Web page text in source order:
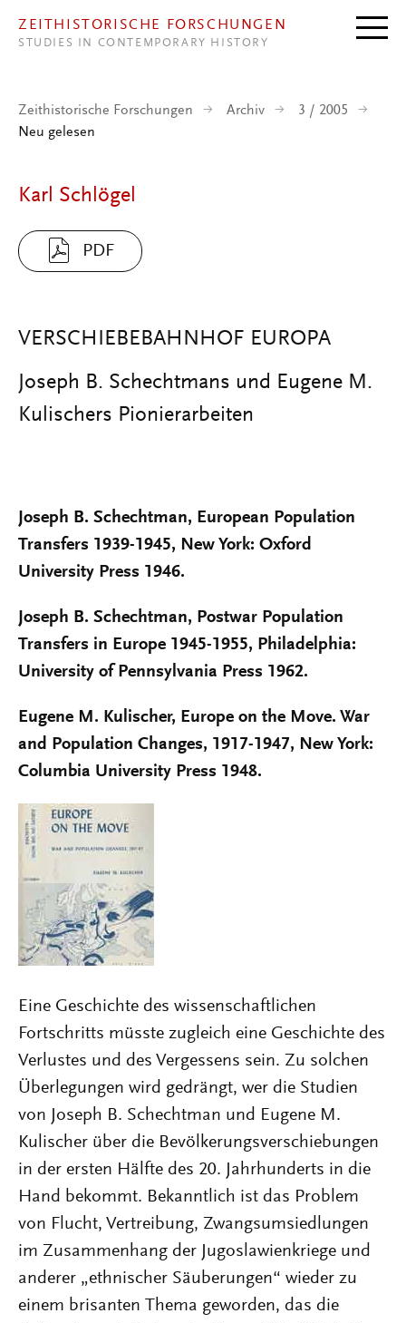
ZEITHISTORISCHE FORSCHUNGEN
STUDIES IN CONTEMPORARY HISTORY
Zeithistorische Forschungen Archiv
3 / 2005
Neu gelesen
Karl Schlögel
PDF
VERSCHIEBEBAHNHOF EUROPA
Joseph B. Schechtmans und Eugene M.
Kulischers Pionierarbeiten
Joseph B. Schechtman, European Population
Transfers 1939-1945, New York: Oxford
University Press 1946.
Joseph B. Schechtman, Postwar Population
Transfers in Europe 1945-1955, Philadelphia:
University of Pennsylvania Press 1962.
Eugene M. Kulischer, Europe on the Move. War
and Population Changes, 1917-1947, New York:
Columbia University Press 1948.
Eine Geschichte des wissenschaftlichen
Fortschritts müsste zugleich eine Geschichte des
Verlustes und des Vergessens sein. Zu solchen
Überlegungen wird gedrängt, wer die Studien
von Joseph B. Schechtman und Eugene M.
Kulischer über die Bevölkerungsverschiebungen
in der ersten Hälfte des 20. Jahrhunderts in die
Hand bekommt. Bekanntlich ist das Problem
von Flucht, Vertreibung, Zwangsumsiedlungen
im Zusammenhang der Jugoslawienkriege und
anderer „ethnischer Säuberungen“ wieder zu
einem brisanten Thema geworden, das die